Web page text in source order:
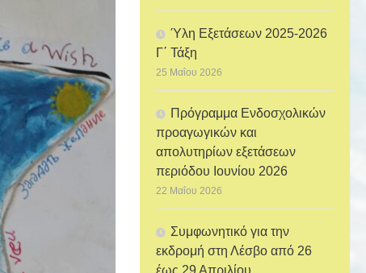
Ύλη Εξετάσεων 2025-2026
Γ΄ Τάξη
25 Μαΐου 2026
Πρόγραμμα Ενδοσχολικών
προαγωγικών και
απολυτηρίων εξετάσεων
περιόδου Ιουνίου 2026
22 Μαΐου 2026
Συμφωνητικό για την
εκδρομή στη Λέσβο από 26
έως 29 Απριλίου